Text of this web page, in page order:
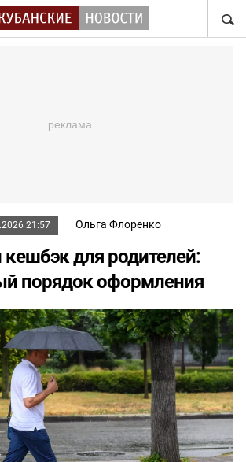
21:57 Ольга Флоренко
для родителей:
порядок оформления